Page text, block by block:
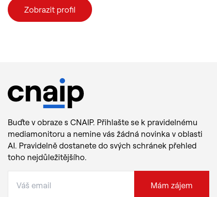
Zobrazit profil
Buďte v obraze s CNAIP. Přihlašte se k pravidelnému
mediamonitoru a nemine vás žádná novinka v oblasti
AI. Pravidelně dostanete do svých schránek přehled
toho nejdůležitějšího.
Mám zájem